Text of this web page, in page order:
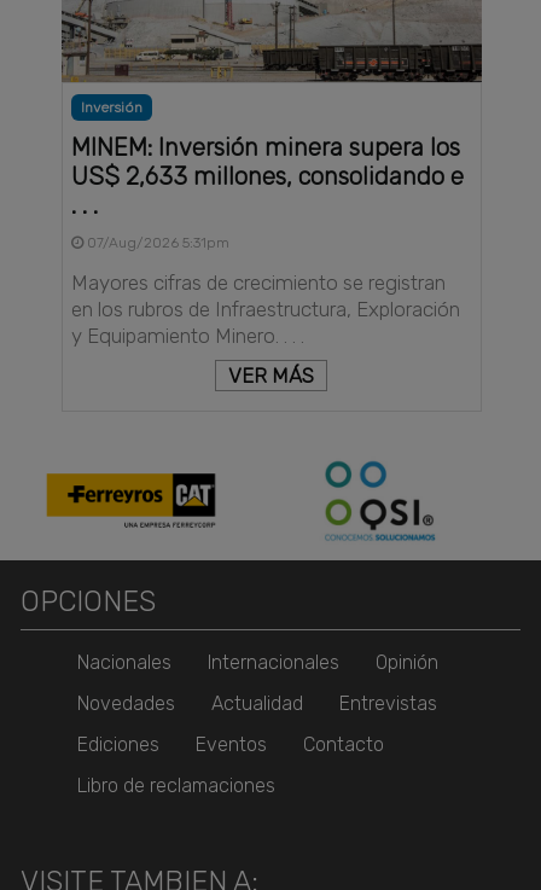
Inversión
MINEM: Inversión minera supera los
US$ 2,633 millones, consolidando e
. . .
07/Aug/2026 5:31pm
Mayores cifras de crecimiento se registran
en los rubros de Infraestructura, Exploración
y Equipamiento Minero. . . .
VER MÁS
OPCIONES
Nacionales Internacionales
Opinión
Novedades
Actualidad
Entrevistas
Ediciones
Eventos
Contacto
Libro de reclamaciones
VISITE TAMBIEN A: